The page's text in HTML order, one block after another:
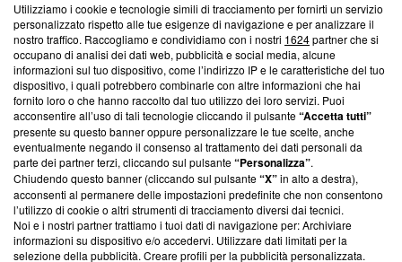
Questa sezione offre informazioni trasparenti su Blasting
News, sui nostri processi editoriali e su come ci impegniamo a
creare news di qualità. Inoltre, afferma la nostra aderenza a
‘Trust Project - News with Integrity’Blasting News non è
ancora membro del programma, ma ha richiesto di farne
parte; Trust Project non ha ancora effettuato una verifica di
conformità agli standard.
Su di noi
Team editoriale
Corporate
Utilizziamo i cookie e tecnologie simili di tracciamento per fornirti un servizio
personalizzato rispetto alle tue esigenze di navigazione e per analizzare il
nostro traffico. Raccogliamo e condividiamo con i nostri 1624partner che si
occupano di analisi dei dati web, pubblicità e social media, alcune
informazioni sul tuo dispositivo, come l’indirizzo IP e le caratteristiche del tuo
dispositivo, i quali potrebbero combinarle con altre informazioni che hai
fornito loro o che hanno raccolto dal tuo utilizzo dei loro servizi. Puoi
acconsentire all’uso di tali tecnologie cliccando il pulsante“Accetta tutti”
presente su questo banner oppure personalizzare le tue scelte, anche
eventualmente negando il consenso al trattamento dei dati personali da
parte dei partner terzi, cliccando sul pulsante“Personalizza”.
Chiudendo questo banner (cliccando sul pulsante“X”in alto a destra),
acconsenti al permanere delle impostazioni predefinite che non consentono
l’utilizzo di cookie o altri strumenti di tracciamento diversi dai tecnici.
Noi e i nostri partner trattiamo i tuoi dati di navigazione per: Archiviare
informazioni su dispositivo e/o accedervi. Utilizzare dati limitati per la
selezione della pubblicità. Creare profili per la pubblicità personalizzata.